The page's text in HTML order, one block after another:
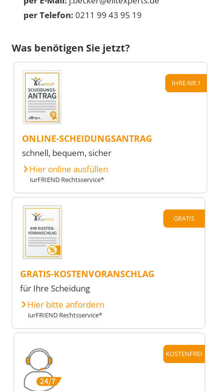
per Telefon: 0211 99 43 95 19
Was benötigen Sie jetzt?
IHRE NR.1
ONLINE-SCHEIDUNGSANTRAG
schnell, bequem, sicher
Hier online ausfüllen
iurFRIEND Rechtsservice*
GRATIS
GRATIS-KOSTENVORANSCHLAG
für Ihre Scheidung
Hier bitte anfordern
iurFRIEND Rechtsservice*
KOSTENFREI